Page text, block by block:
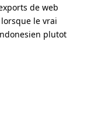
de web
le vrai
plutot